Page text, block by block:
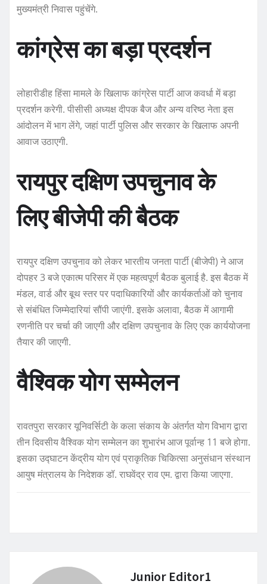
मुख्यमंत्री निवास पहुंचेंगे.
कांग्रेस का बड़ा प्रदर्शन
लोहारीडीह हिंसा मामले के खिलाफ कांग्रेस पार्टी आज कवर्धा में बड़ा
प्रदर्शन करेगी. पीसीसी अध्यक्ष दीपक बैज और अन्य वरिष्ठ नेता इस
आंदोलन में भाग लेंगे, जहां पार्टी पुलिस और सरकार के खिलाफ अपनी
आवाज उठाएगी.
रायपुर दक्षिण उपचुनाव के
लिए बीजेपी की बैठक
रायपुर दक्षिण उपचुनाव को लेकर भारतीय जनता पार्टी (बीजेपी) ने आज
दोपहर 3 बजे एकात्म परिसर में एक महत्वपूर्ण बैठक बुलाई है. इस बैठक में
मंडल, वार्ड और बूथ स्तर पर पदाधिकारियों और कार्यकर्ताओं को चुनाव
से संबंधित जिम्मेदारियां सौंपी जाएंगी. इसके अलावा, बैठक में आगामी
रणनीति पर चर्चा की जाएगी और दक्षिण उपचुनाव के लिए एक कार्ययोजना
तैयार की जाएगी.
वैश्विक योग सम्मेलन
रावतपुरा सरकार यूनिवर्सिटी के कला संकाय के अंतर्गत योग विभाग द्वारा
तीन दिवसीय वैश्विक योग सम्मेलन का शुभारंभ आज पूर्वान्ह 11 बजे होगा.
इसका उद्घाटन केंद्रीय योग एवं प्राकृतिक चिकित्सा अनुसंधान संस्थान
आयुष मंत्रालय के निदेशक डॉ. राघवेंद्र राव एम. द्वारा किया जाएगा.
Junior Editor1